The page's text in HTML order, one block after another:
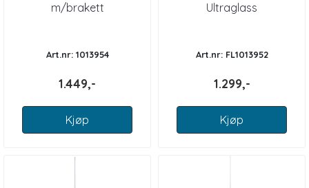
m/brakett
Art.nr: 1013954
1.449,-
Kjøp
Ultraglass
Art.nr: FL1013952
1.299,-
Kjøp